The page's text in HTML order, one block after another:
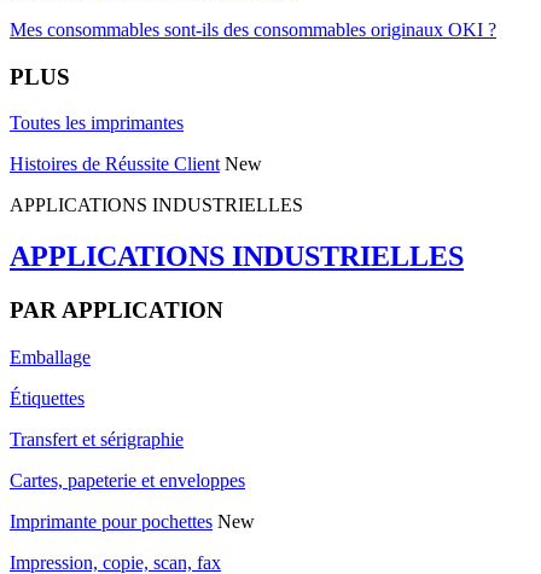
Mes consommables sont-ils des consommables originaux OKI ?
PLUS
Toutes les imprimantes
Histoires de Réussite Client New
APPLICATIONS INDUSTRIELLES
APPLICATIONS INDUSTRIELLES
PAR APPLICATION
Emballage
Étiquettes
Transfert et sérigraphie
Cartes, papeterie et enveloppes
Imprimante pour pochettes New
Impression, copie, scan, fax